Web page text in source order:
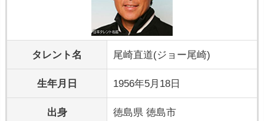
タレント名 尾崎直道(ジョー尾崎)
生年月日 1956年5月18日
出身 徳島県 徳島市